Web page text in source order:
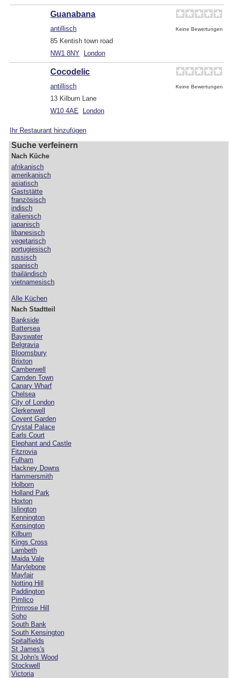
Guanabana
antillisch Keine Bewertungen
85 Kentish town road
NW1 8NY London
Cocodelic
antillisch Keine Bewertungen
13 Kilburn Lane
W10 4AE
London
Ihr Restaurant hinzufügen
Suche verfeinern
Nach Küche
afrikanisch
amerikanisch
asiatisch
Gaststätte
französisch
indisch
italienisch
japanisch
libanesisch
vegetarisch
portugiesisch
russisch
spanisch
thailändisch
vietnamesisch
Alle Küchen
Nach Stadtteil
Bankside
Battersea
Bayswater
Belgravia
Bloomsbury
Brixton
Camberwell
Camden Town
Canary Wharf
Chelsea
City of London
Clerkenwell
Covent Garden
Crystal Palace
Earls Court
Elephant and Castle
Fitzrovia
Fulham
Hackney Downs
Hammersmith
Holborn
Holland Park
Hoxton
Islington
Kennington
Kensington
Kilburn
Kings Cross
Lambeth
Maida Vale
Marylebone
Mayfair
Notting Hill
Paddington
Pimlico
Primrose Hill
Soho
South Bank
South Kensington
Spitalfields
St James's
St John's Wood
Stockwell
Victoria